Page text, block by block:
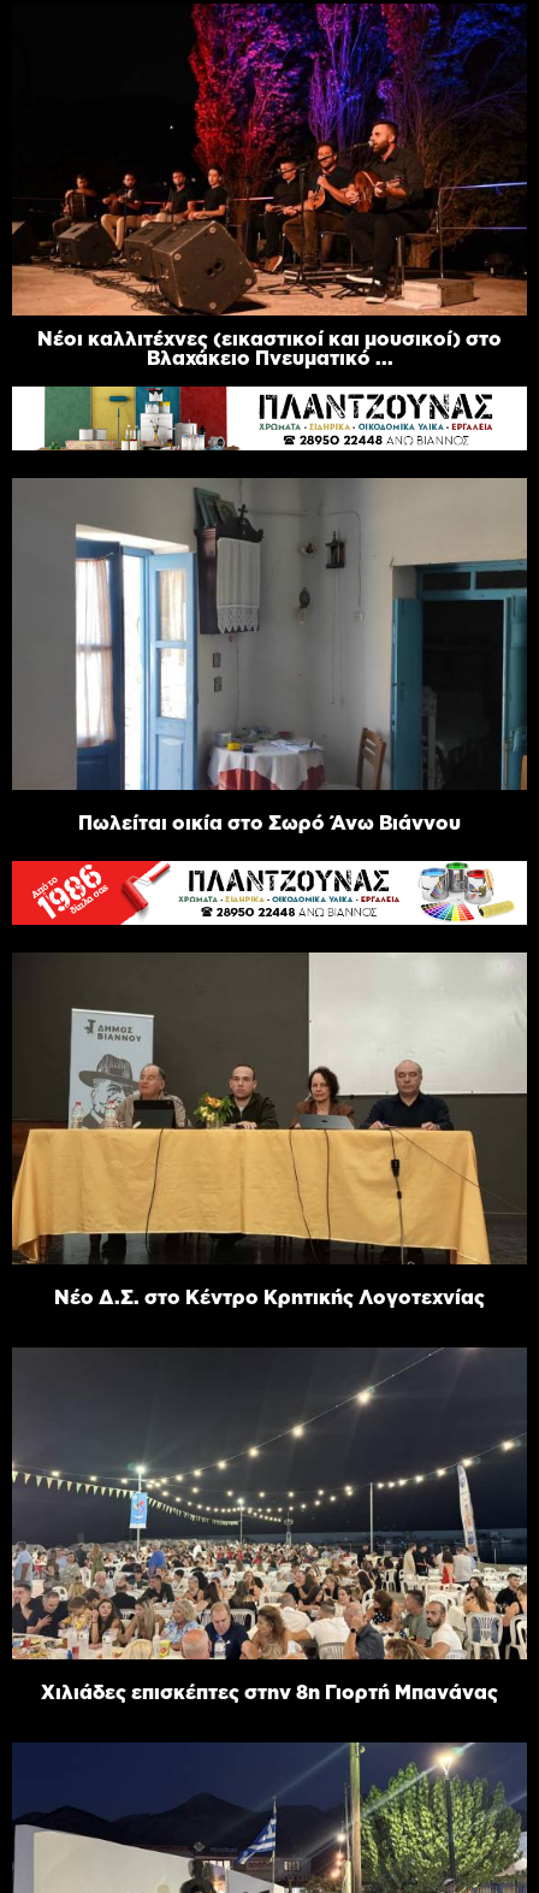
Νέοι καλλιτέχνες (εικαστικοί και μουσικοί) στο
Βλαχάκειο Πνευματικό ...
Πωλείται οικία στο Σωρό Άνω Βιάννου
Νέο Δ.Σ. στο Κέντρο Κρητικής Λογοτεχνίας
Χιλιάδες επισκέπτες στην 8η Γιορτή Μπανάνας